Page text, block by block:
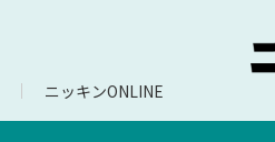
ニッキンONLINE